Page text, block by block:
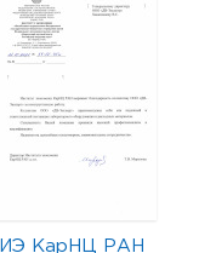
ИЭ КарНЦ РАН